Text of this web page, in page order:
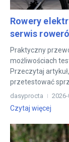
Rowery
serwis
Praktyczny
możliwościach
Przeczytaj
przetestować
dasyprocta
Czytaj więcej